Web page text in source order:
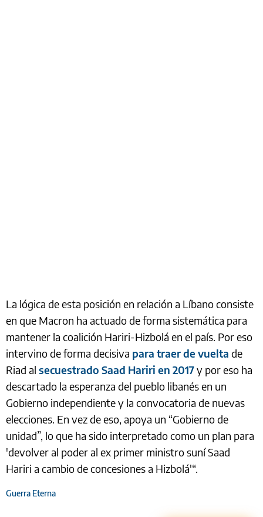
La lógica de esta posición en relación a Líbano consiste
en que Macron ha actuado de forma sistemática para
mantener la coalición Hariri-Hizbolá en el país. Por eso
intervino de forma decisiva para traer de vuelta de
Riad al secuestrado Saad Hariri en 2017y por eso ha
descartado la esperanza del pueblo libanés en un
Gobierno independiente y la convocatoria de nuevas
elecciones. En vez de eso, apoya un “Gobierno de
unidad”, lo que ha sido interpretado como un plan para
'devolver al poder al ex primer ministro suní Saad
Hariri a cambio de concesiones a Hizbolá'“.
Guerra Eterna